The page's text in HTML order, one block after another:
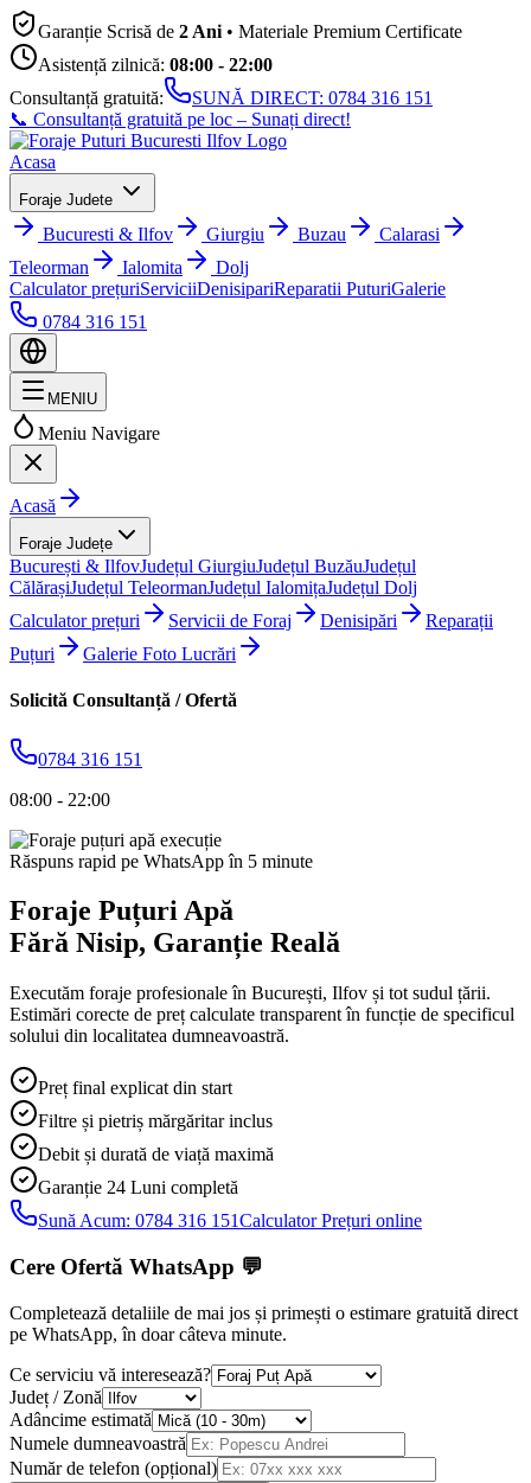
Garanție Scrisă de 2 Ani • Materiale Premium Certificate
Asistență zilnică: 08:00 - 22:00
Consultanță gratuită:
SUNĂ DIRECT: 0784 316 151
📞 Consultanță gratuită pe loc – Sunați direct!
Acasa
Foraje Judete
Bucuresti & Ilfov Giurgiu Buzau
Calarasi
Teleorman
Ialomita
Dolj
Calculator prețuriServiciiDenisipariReparatii PuturiGalerie
0784 316 151
MENIU
Meniu Navigare
Acasă
Foraje Județe
București & IlfovJudețul GiurgiuJudețul BuzăuJudețul
CălărașiJudețul TeleormanJudețul IalomițaJudețul Dolj
Calculator prețuri
Servicii de Foraj Denisipări
Reparații
Puțuri
Galerie Foto Lucrări
Solicită Consultanță / Ofertă
0784 316 151
08:00 - 22:00
Răspuns rapid pe WhatsApp în 5 minute
Foraje Puțuri Apă
Fără Nisip, Garanție Reală
Executăm foraje profesionale în București, Ilfov și tot sudul țării.
Estimări corecte de preț calculate transparent în funcție de specificul
solului din localitatea dumneavoastră.
Preț final explicat din start
Filtre și pietriș mărgăritar inclus
Debit și durată de viață maximă
Garanție 24 Luni completă
Sună Acum: 0784 316 151Calculator Prețuri online
Cere Ofertă WhatsApp 💬
Completează detaliile de mai jos și primești o estimare gratuită direct
pe WhatsApp, în doar câteva minute.
Ce serviciu vă interesează?
Județ / Zonă
Adâncime estimată
Numele dumneavoastră
Număr de telefon (opțional)